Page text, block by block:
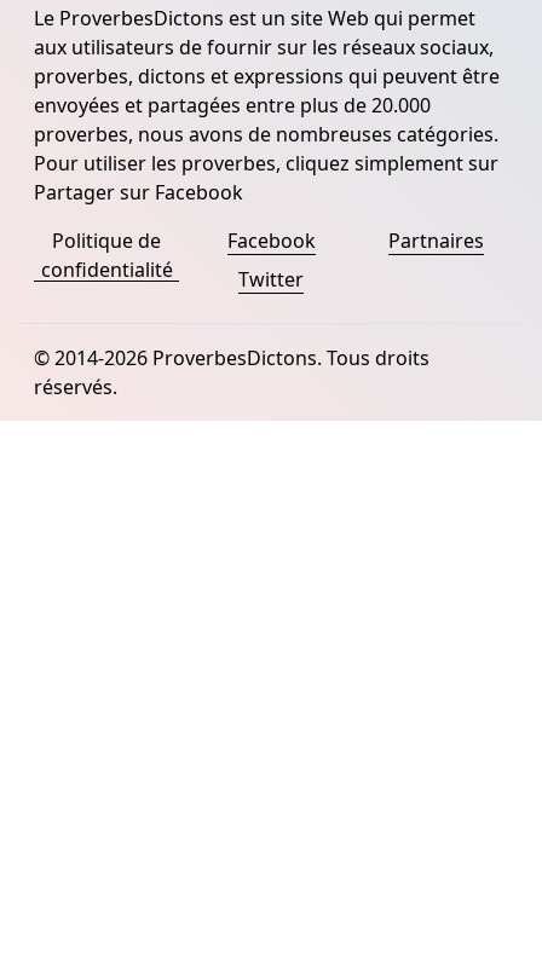
Le ProverbesDictons est un site Web qui permet
aux utilisateurs de fournir sur les réseaux sociaux,
proverbes, dictons et expressions qui peuvent être
envoyées et partagées entre plus de 20.000
proverbes, nous avons de nombreuses catégories.
Pour utiliser les proverbes, cliquez simplement sur
Partager sur Facebook
Politique de
confidentialité
Facebook
Twitter
Partnaires
© 2014-2026 ProverbesDictons. Tous droits
réservés.